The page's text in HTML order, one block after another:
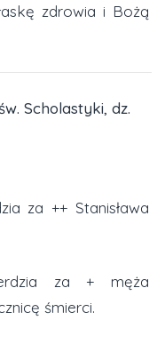
zdrowia i Bożą
Scholastyki, dz.
za ++ Stanisława
za + męża
śmierci.